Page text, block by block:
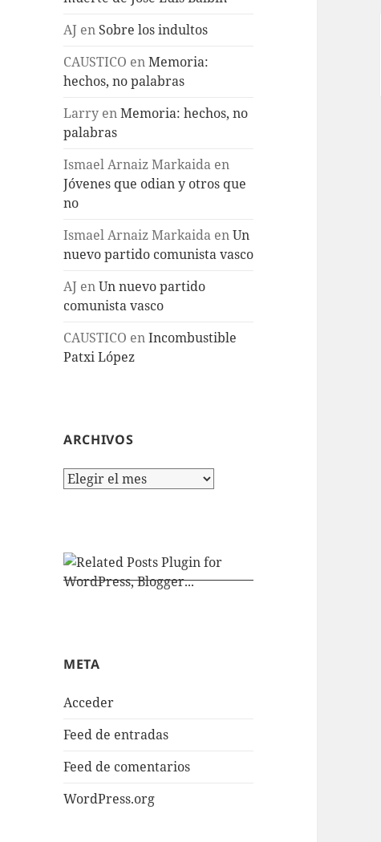
AJ en Sobre los indultos
CAUSTICO enMemoria:
hechos, no palabras
Larry enMemoria: hechos, no
palabras
Ismael Arnaiz Markaida en
Jóvenes que odian y otros que
no
Ismael Arnaiz Markaida enUn
nuevo partido comunista vasco
AJ enUn nuevo partido
comunista vasco
CAUSTICO enIncombustible
Patxi López
ARCHIVOS
Archivos
META
Acceder
Feed de entradas
Feed de comentarios
WordPress.org